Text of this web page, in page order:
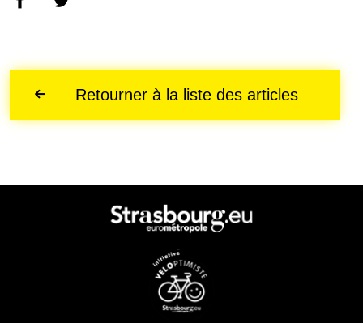
Retourner à la liste des articles